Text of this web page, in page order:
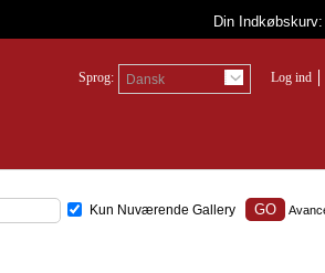
Din
Dansk
Sprog: Log ind
Kun Nuværende Gallery